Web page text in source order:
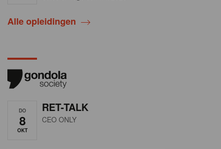
Alle opleidingen
DO
8
OKT
RET-TALK
CEO ONLY